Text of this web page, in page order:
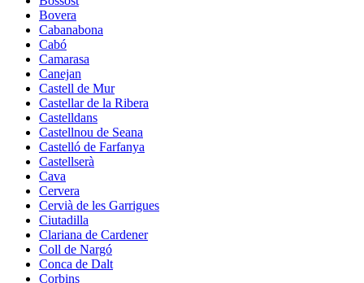
Bovera
Cabanabona
Cabó
Camarasa
Canejan
Castell de Mur
Castellar de la Ribera
Castelldans
Castellnou de Seana
Castelló de Farfanya
Castellserà
Cava
Cervera
Cervià de les Garrigues
Ciutadilla
Clariana de Cardener
Coll de Nargó
Conca de Dalt
Corbins